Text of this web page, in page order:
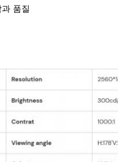
품질